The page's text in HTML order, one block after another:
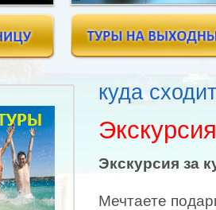
куда
Экскурсия за
Мечтаете